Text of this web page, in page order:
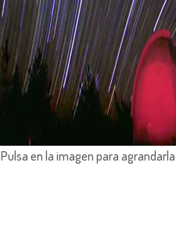
Pulsa en la imagen para agrandarla.